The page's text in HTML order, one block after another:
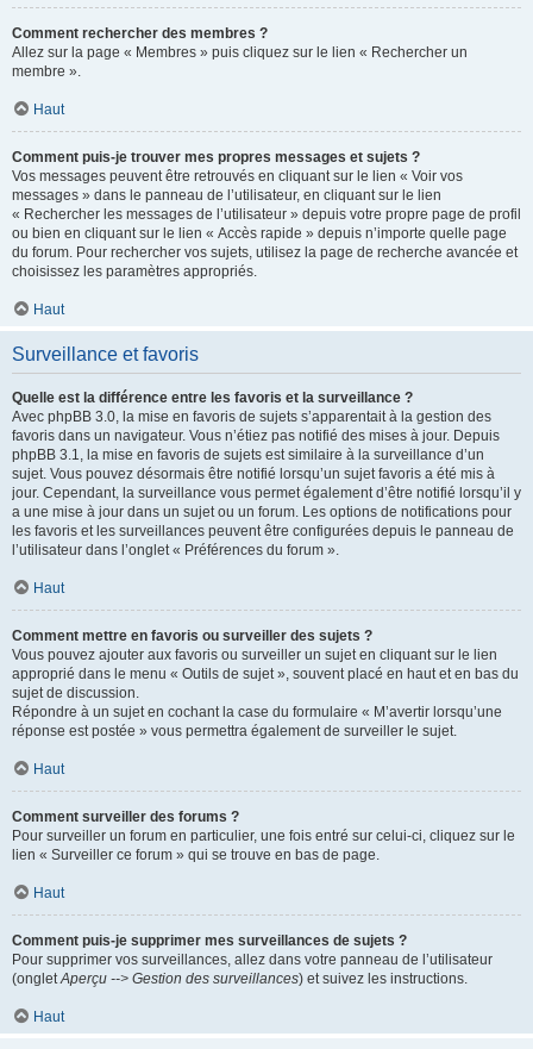
Comment rechercher des membres ?
Allez sur la page « Membres » puis cliquez sur le lien « Rechercher un
membre ».
Haut
Comment puis-je trouver mes propres messages et sujets ?
Vos messages peuvent être retrouvés en cliquant sur le lien « Voir vos
messages » dans le panneau de l’utilisateur, en cliquant sur le lien
« Rechercher les messages de l’utilisateur » depuis votre propre page de profil
ou bien en cliquant sur le lien « Accès rapide » depuis n’importe quelle page
du forum. Pour rechercher vos sujets, utilisez la page de recherche avancée et
choisissez les paramètres appropriés.
Haut
Surveillance et favoris
Quelle est la différence entre les favoris et la surveillance ?
Avec phpBB 3.0, la mise en favoris de sujets s’apparentait à la gestion des
favoris dans un navigateur. Vous n’étiez pas notifié des mises à jour. Depuis
phpBB 3.1, la mise en favoris de sujets est similaire à la surveillance d’un
sujet. Vous pouvez désormais être notifié lorsqu’un sujet favoris a été mis à
jour. Cependant, la surveillance vous permet également d’être notifié lorsqu’il y
a une mise à jour dans un sujet ou un forum. Les options de notifications pour
les favoris et les surveillances peuvent être configurées depuis le panneau de
l’utilisateur dans l’onglet « Préférences du forum ».
Haut
Comment mettre en favoris ou surveiller des sujets ?
Vous pouvez ajouter aux favoris ou surveiller un sujet en cliquant sur le lien
approprié dans le menu « Outils de sujet », souvent placé en haut et en bas du
sujet de discussion.
Répondre à un sujet en cochant la case du formulaire « M’avertir lorsqu’une
réponse est postée » vous permettra également de surveiller le sujet.
Haut
Comment surveiller des forums ?
Pour surveiller un forum en particulier, une fois entré sur celui-ci, cliquez sur le
lien « Surveiller ce forum » qui se trouve en bas de page.
Haut
Comment puis-je supprimer mes surveillances de sujets ?
Pour supprimer vos surveillances, allez dans votre panneau de l’utilisateur
(ongletAperçu --> Gestion des surveillances) et suivez les instructions.
Haut